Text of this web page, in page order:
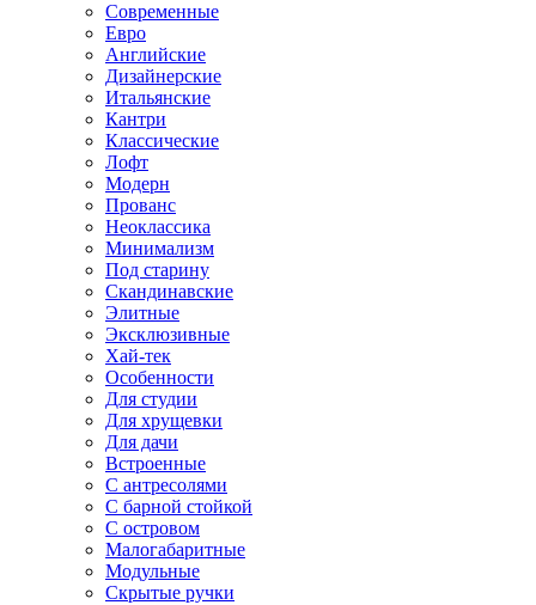
Современные
Евро
Английские
Дизайнерские
Итальянские
Кантри
Классические
Лофт
Модерн
Прованс
Неоклассика
Минимализм
Под старину
Скандинавские
Элитные
Эксклюзивные
Хай-тек
Особенности
Для студии
Для хрущевки
Для дачи
Встроенные
С антресолями
С барной стойкой
С островом
Малогабаритные
Модульные
Скрытые ручки